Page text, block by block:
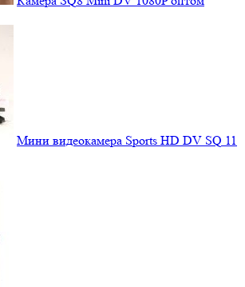
Мини видеокамера Sports HD DV SQ 11